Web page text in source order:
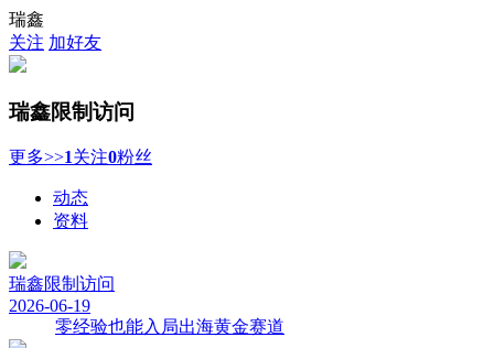
瑞鑫
关注 加好友
瑞鑫限制访问
更多>>1关注0粉丝
动态
资料
瑞鑫限制访问
2026-06-19
零经验也能入局出海黄金赛道